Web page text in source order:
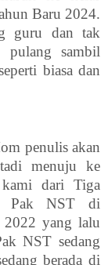
Baru 2024.
guru dan tak
pulang sambil
biasa dan
penulis akan
menuju ke
dari Tiga
Pak NST di
2022 yang lalu
NST sedang
berada di